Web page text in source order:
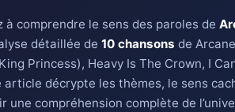
à comprendre le sens des paroles de
détaillée de 10 chansons de
Princess), Heavy Is The Crown, I
article décrypte les thèmes, le sens
une compréhension complète de